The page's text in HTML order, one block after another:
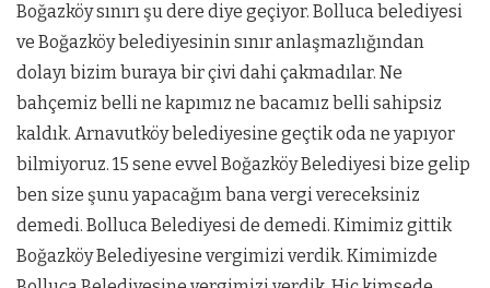
Boğazköy sınırı şu dere diye geçiyor. Bolluca belediyesi
ve Boğazköy belediyesinin sınır anlaşmazlığından
dolayı bizim buraya bir çivi dahi çakmadılar. Ne
bahçemiz belli ne kapımız ne bacamız belli sahipsiz
kaldık. Arnavutköy belediyesine geçtik oda ne yapıyor
bilmiyoruz. 15 sene evvel Boğazköy Belediyesi bize gelip
ben size şunu yapacağım bana vergi vereceksiniz
demedi. Bolluca Belediyesi de demedi. Kimimiz gittik
Boğazköy Belediyesine vergimizi verdik. Kimimizde